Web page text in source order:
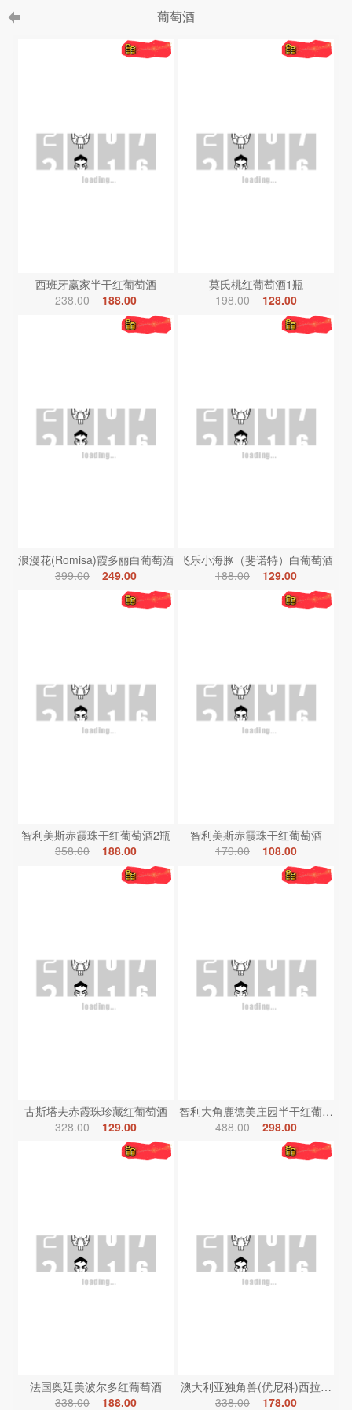
葡萄酒
西班牙赢家半干红葡萄酒
238.00
188.00
莫氏桃红葡萄酒1瓶
198.00
128.00
浪漫花(Romisa)霞多丽白葡萄酒
399.00
249.00
飞乐小海豚（斐诺特）白葡萄酒
188.00
129.00
智利美斯赤霞珠干红葡萄酒2瓶
358.00
188.00
智利美斯赤霞珠干红葡萄酒
179.00
108.00
古斯塔夫赤霞珠珍藏红葡萄酒
328.00
129.00
智利大角鹿德美庄园半干红葡萄酒
488.00
298.00
法国奥廷美波尔多红葡萄酒
338.00
188.00
澳大利亚独角兽(优尼科)西拉红葡
338.00
178.00